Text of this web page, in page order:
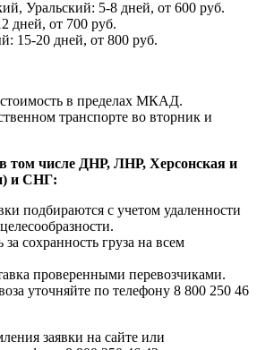
Уральский: 5-8 дней, от 600 руб.
дней, от 700 руб.
15-20 дней, от 800 руб.
в пределах МКАД.
транспорте во вторник и
том числе ДНР, ЛНР, Херсонская и
и СНГ:
подбираются с учетом удаленности
за сохранность груза на всем
проверенными перевозчиками.
уточняйте по телефону 8 800 250 46
заявки на сайте или